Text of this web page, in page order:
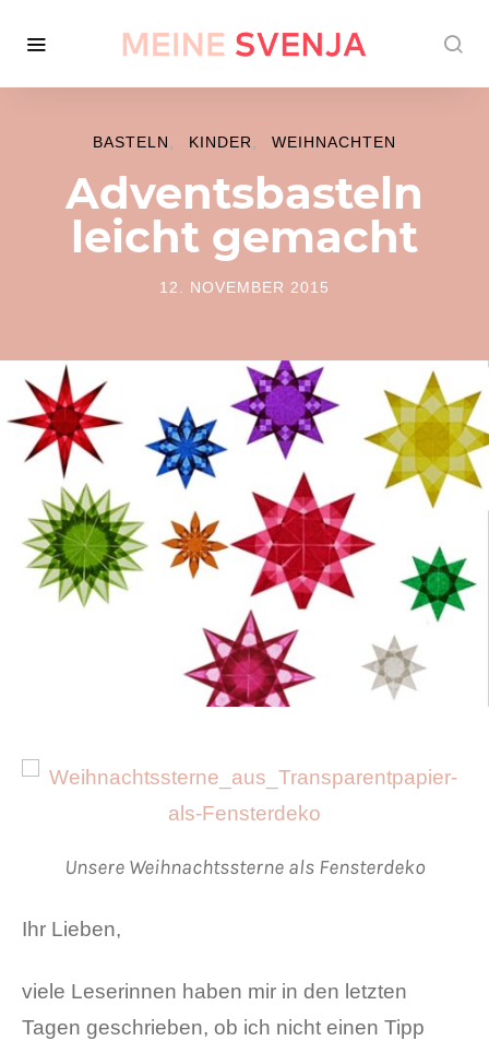
BASTELN KINDER WEIHNACHTEN
Adventsbasteln
leicht gemacht
POSTED ON
12. NOVEMBER 2015
Unsere Weihnachtssterne als Fensterdeko
Ihr Lieben,
viele Leserinnen haben mir in den letzten
Tagen geschrieben, ob ich nicht einen Tipp